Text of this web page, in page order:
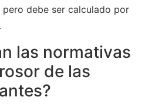
debe ser calculado por
las normativas
de las